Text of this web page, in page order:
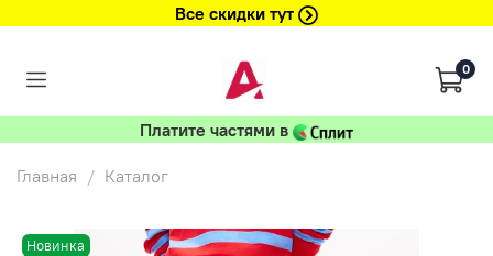
Все скидки тут
0
Платите частями в
Главная Каталог
Новинка